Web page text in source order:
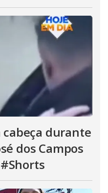
cabeça durante
dos Campos